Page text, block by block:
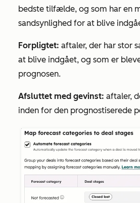
bedste tilfælde, og som har en
sandsynlighed for at blive
Forpligtet: aftaler, der har stor
at blive indgået, og som er
prognosen.
Afsluttet med gevinst: aftaler,
inden for den prognostiserede